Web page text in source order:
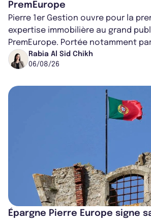
PremEurope
Pierre 1er Gestion ouvre pour la
expertise immobilière au grand
PremEurope. Portée notamment
ancien directeur des
Rabia Al Sid Chikh
06/08/26
Épargne Pierre Europe signe